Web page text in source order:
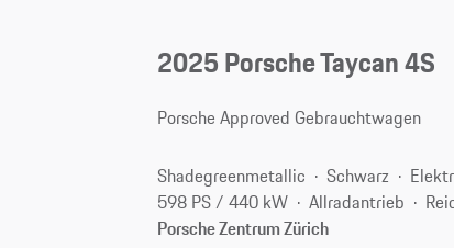
2025 Porsche Taycan 4S
Porsche Approved Gebrauchtwagen
Shadegreenmetallic Schwarz
598 PS / 440 kW
Allradantrieb
Porsche Zentrum Zürich